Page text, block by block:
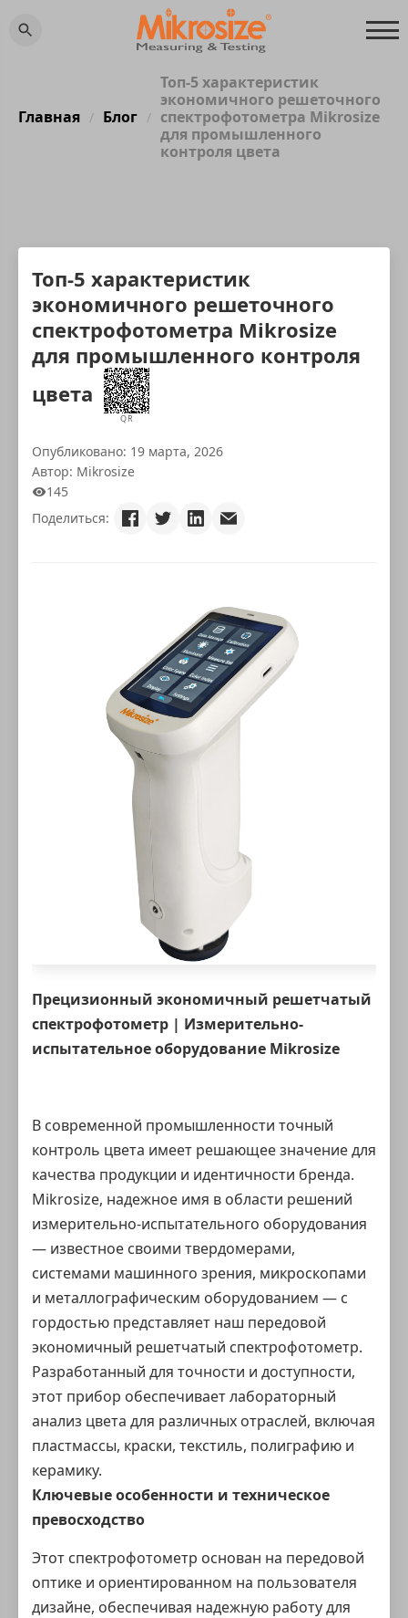
Главная / Блог /
Топ-5 характеристик
экономичного решеточного
спектрофотометра Mikrosize
для промышленного
контроля цвета
Топ-5 характеристик
экономичного решеточного
спектрофотометра Mikrosize
для промышленного контроля
цвета
QR
Опубликовано: 19 марта, 2026
Автор: Mikrosize
145
Поделиться:
Прецизионный экономичный решетчатый
спектрофотометр | Измерительно-
испытательное оборудование Mikrosize
В современной промышленности точный
контроль цвета имеет решающее значение для
качества продукции и идентичности бренда.
Mikrosize, надежное имя в области решений
измерительно-испытательного оборудования
— известное своими твердомерами,
системами машинного зрения, микроскопами
и металлографическим оборудованием — с
гордостью представляет наш передовой
экономичный решетчатый спектрофотометр.
Разработанный для точности и доступности,
этот прибор обеспечивает лабораторный
анализ цвета для различных отраслей, включая
пластмассы, краски, текстиль, полиграфию и
керамику.
Ключевые особенности и техническое
превосходство
Этот спектрофотометр основан на передовой
оптике и ориентированном на пользователя
дизайне, обеспечивая надежную работу для